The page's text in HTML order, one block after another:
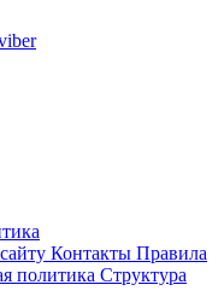
Контакты Правила
политика Структура